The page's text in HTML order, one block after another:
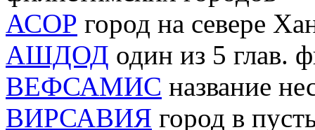
АСОР город на севере
АШДОД один из 5 глав.
ВЕФСАМИС название
ВИРСАВИЯ город в